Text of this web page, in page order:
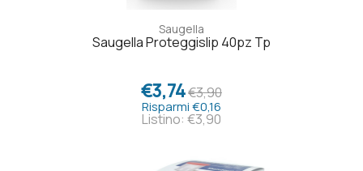
Saugella
Saugella Proteggislip 40pz Tp
€3,74€3,90
Risparmi €0,16
Listino: €3,90